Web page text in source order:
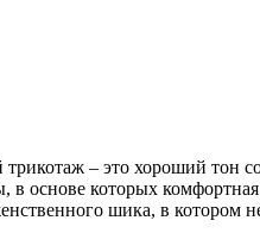
– это хороший
основе которых
шика, в котором